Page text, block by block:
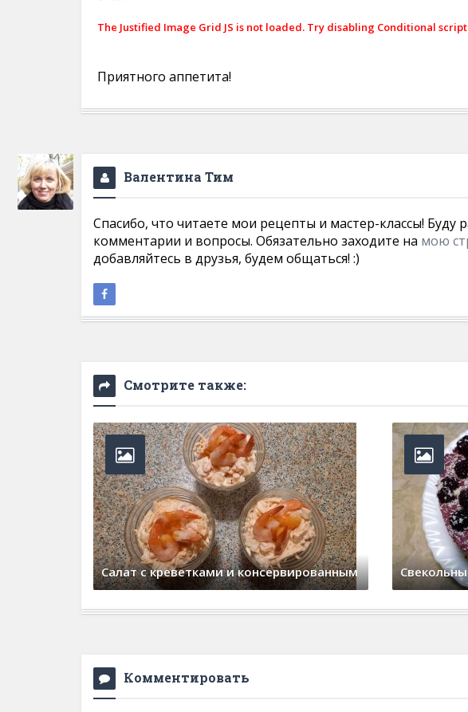
The Justified Image Grid JS is not loaded. Try disabling Conditional
Приятного аппетита!
Валентина Тим
Спасибо, что читаете мои рецепты и мастер-классы! Буду
комментарии и вопросы. Обязательно заходите на мою
добавляйтесь в друзья, будем общаться! :)
Смотрите также:
Cалат с креветками и консервированным
Комментировать